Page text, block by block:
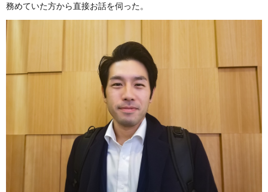
務めていた方から直接お話を伺った。